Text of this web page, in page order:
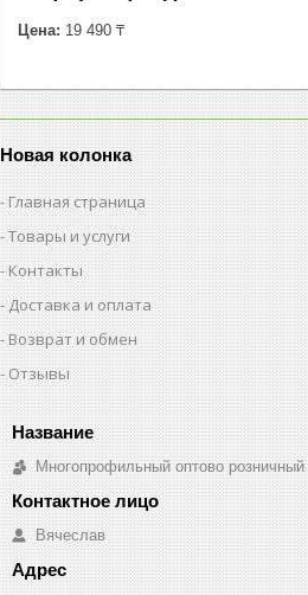
Цена: 19 490 ₸
Новая колонка
Главная страница
Товары и услуги
Контакты
Доставка и оплата
Возврат и обмен
Отзывы
Многопрофильный оптово
Вячеслав